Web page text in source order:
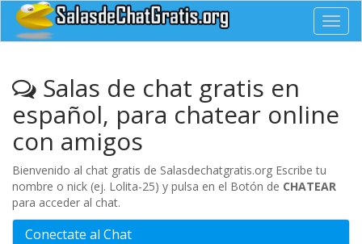
Salas de chat gratis en
español, para chatear online
con amigos
Bienvenido al chat gratis de Salasdechatgratis.org Escribe tu
nombre o nick (ej. Lolita-25) y pulsa en el Botón de CHATEAR
para acceder al chat.
Conectate al Chat